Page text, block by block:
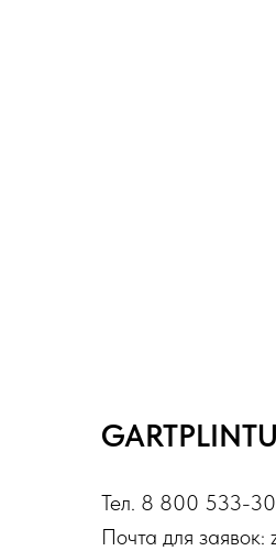
Тел. 8 800 533-
Почта для